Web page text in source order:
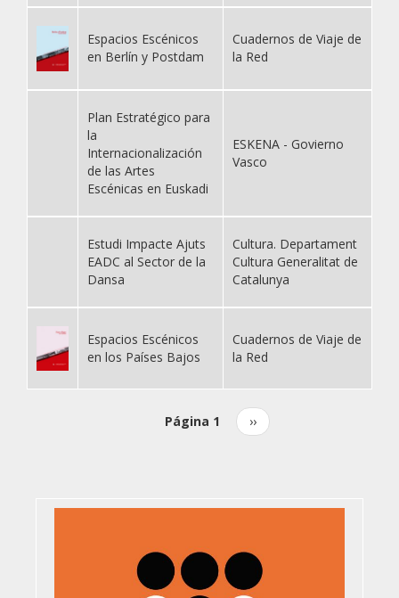
Espacios Escénicos
en Berlín y Postdam
Cuadernos de Viaje de
la Red
Plan Estratégico para
la
Internacionalización
de las Artes
Escénicas en Euskadi
ESKENA - Govierno
Vasco
Estudi Impacte Ajuts
EADC al Sector de la
Dansa
Cultura. Departament
Cultura Generalitat de
Catalunya
Espacios Escénicos
en los Países Bajos
Cuadernos de Viaje de
la Red
Página 1
Siguiente
página
››